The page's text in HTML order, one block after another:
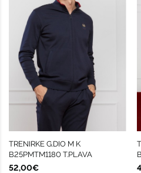
TRENIRKE G.DIO M K
B25PMTM1180 T.PLAVA
52,00€